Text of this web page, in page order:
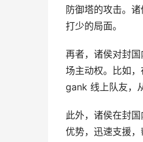
防御塔的攻击。
打少的局面。
再者，诸侯对封
场主动权。比如
gank 线上队友，
此外，诸侯在封
优势，迅速支援